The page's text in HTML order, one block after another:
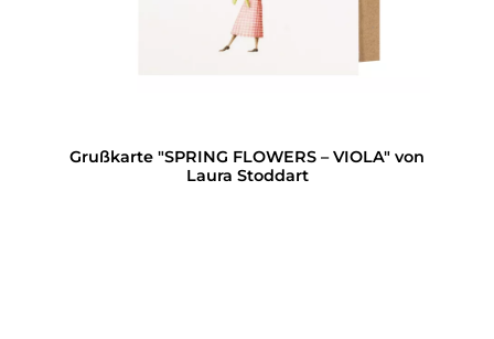
Grußkarte "SPRING FLOWERS – VIOLA" von
Laura Stoddart